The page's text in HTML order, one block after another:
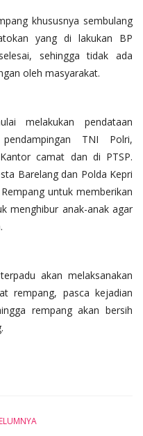
khususnya sembulang
yang di lakukan BP
sehingga tidak ada
oleh masyarakat.
melakukan pendataan
TNI Polri,
camat dan di PTSP.
Barelang dan Polda Kepri
untuk memberikan
menghibur anak-anak agar
akan melaksanakan
rempang, pasca kejadian
rempang akan bersih